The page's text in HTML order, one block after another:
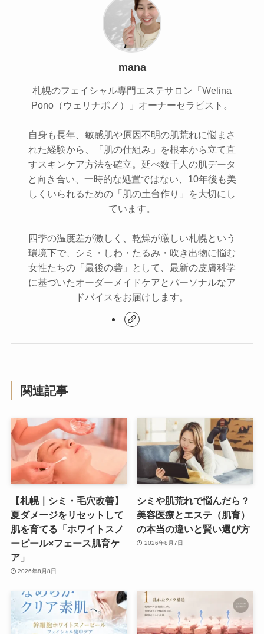
mana
札幌のフェイシャル専門エステサロン「Welina
Pono（ウェリナポノ）」オーナーセラピスト。
自身も長年、敏感肌や原因不明の肌荒れに悩まさ
れた経験から、「肌の仕組み」を根本から立て直
すスキンケア方法を確立。延べ数千人の肌データ
と向き合い、一時的な処置ではない、10年後も美
しくいられるための「肌の土台作り」を大切にし
ています。
四季の温度差が激しく、乾燥が厳しい札幌という
環境下で、シミ・しわ・たるみ・吹き出物に悩む
女性たちの「最後の砦」として、最新の皮膚科学
に基づいたオーダーメイドケアとパーソナルなア
ドバイスをお届けします。
関連記事
【札幌｜シミ・毛穴改善】
夏ダメージをリセットして
肌を育てる「ホワイトスノ
ーピール×フェース肌育ケ
ア」
2026年8月8日
シミや肌荒れで悩んだら？
美容医療とエステ（肌育）
の本当の違いと賢い選び方
2026年8月7日